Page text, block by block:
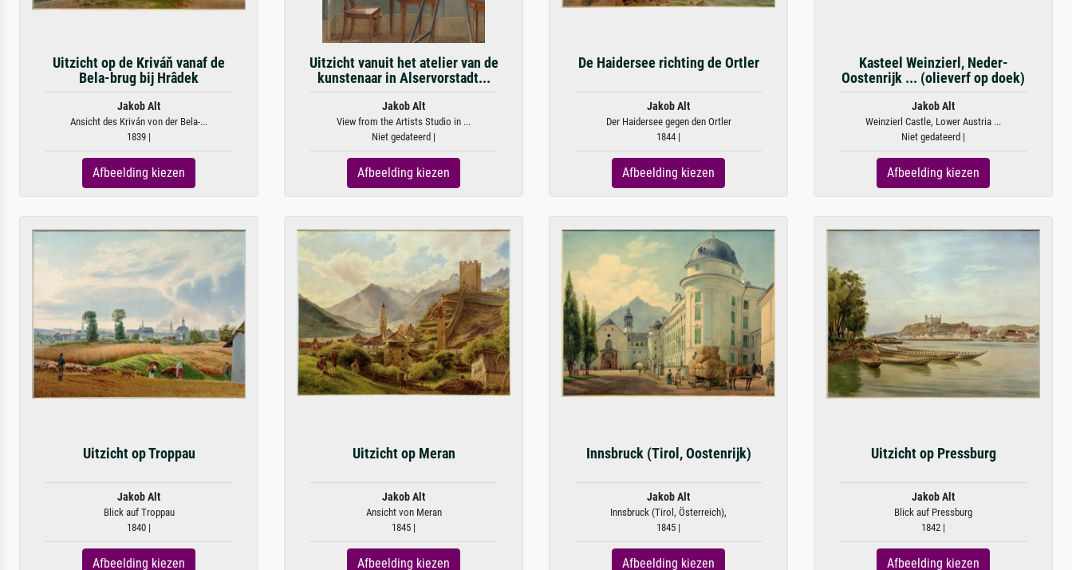
Uitzicht op de Kriváň vanaf de
Bela-brug bij Hrâdek
Jakob Alt
Ansicht des Kriván von der Bela-...
1839 |
Afbeelding kiezen
Uitzicht vanuit het atelier van de
kunstenaar in Alservorstadt...
Jakob Alt
View from the Artists Studio in ...
Niet gedateerd |
Afbeelding kiezen
De Haidersee richting de Ortler
Jakob Alt
Der Haidersee gegen den Ortler
1844 |
Afbeelding kiezen
Kasteel Weinzierl, Neder-
Oostenrijk ... (olieverf op doek)
Jakob Alt
Weinzierl Castle, Lower Austria ...
Niet gedateerd |
Afbeelding kiezen
Uitzicht op Troppau
Jakob Alt
Blick auf Troppau
1840 |
Afbeelding kiezen
Uitzicht op Meran
Jakob Alt
Ansicht von Meran
1845 |
Afbeelding kiezen
Innsbruck (Tirol, Oostenrijk)
Jakob Alt
Innsbruck (Tirol, Österreich),
1845 |
Afbeelding kiezen
Uitzicht op Pressburg
Jakob Alt
Blick auf Pressburg
1842 |
Afbeelding kiezen